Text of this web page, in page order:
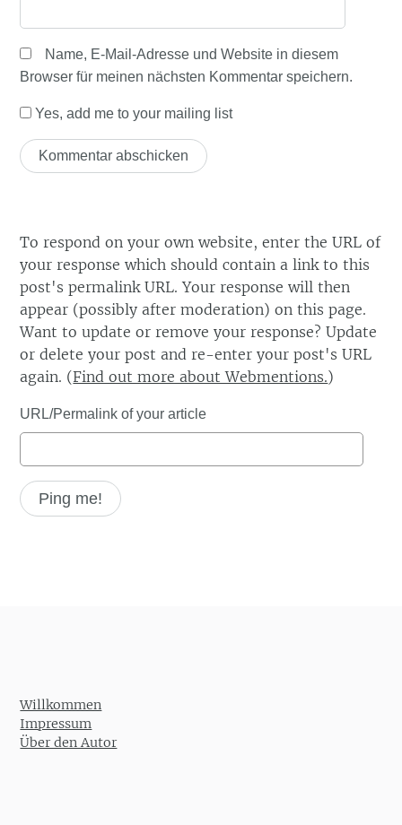
Name, E-Mail-Adresse und Website in diesem
Browser für meinen nächsten Kommentar speichern.
Yes, add me to your mailing list
To respond on your own website, enter the URL of
your response which should contain a link to this
post's permalink URL. Your response will then
appear (possibly after moderation) on this page.
Want to update or remove your response? Update
or delete your post and re-enter your post's URL
again. (Find out more about Webmentions.)
URL/Permalink of your article
Willkommen
Impressum
Über den Autor